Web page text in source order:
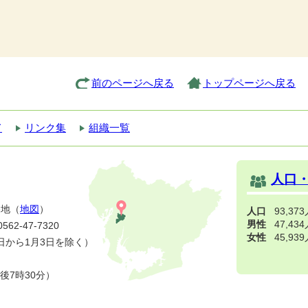
前のページへ戻る トップページへ戻る
リンク集 組織一覧
（地図 ）
47-7320
ら1月3日を除く）
7時30分）
人口
人口
93,373
男性
47,434
女性
45,939